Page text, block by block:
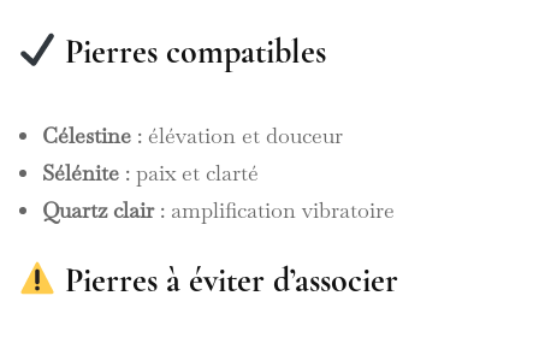
Pierres compatibles
Célestine : élévation et douceur
Sélénite : paix et clarté
Quartz clair: amplification vibratoire
Pierres à éviter d’associer